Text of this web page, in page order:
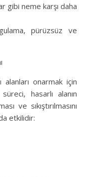
gibi neme karşı daha
pürüzsüz ve
onarmak için
hasarlı alanın
ve sıkıştırılmasını
etkilidir: